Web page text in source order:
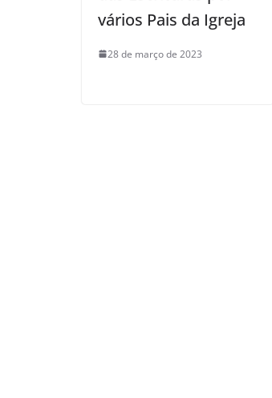
vários Pais da Igreja
28 de março de 2023